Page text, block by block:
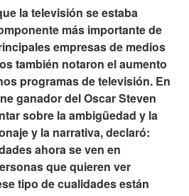
la televisión se estaba
más importante de
empresas de medios
también notaron el aumento
programas de televisión. En
ganador del Oscar Steven
sobre la ambigüedad y la
y la narrativa, declaró:
ahora se ven en
que quieren ver
tipo de cualidades están